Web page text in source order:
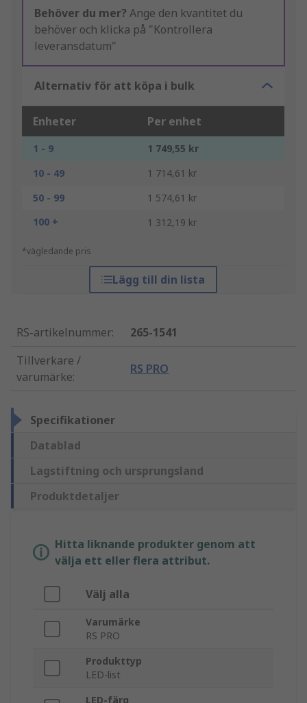
Behöver du mer? Ange den kvantitet du
behöver och klicka på "Kontrollera
leveransdatum"
Alternativ för att köpa i bulk
Enheter Per enhet
1 - 9
1 749,55 kr
10 - 49
1 714,61 kr
50 - 99
1 574,61 kr
100 +
1 312,19 kr
*vägledande pris
Lägg till din lista
RS-artikelnummer:
265-1541
Tillverkare /
varumärke:
RS PRO
Specifikationer
Datablad
Lagstiftning och ursprungsland
Produktdetaljer
Hitta liknande produkter genom att
välja ett eller flera attribut.
Välj alla
Varumärke
RS PRO
Produkttyp
LED-list
LED-färg